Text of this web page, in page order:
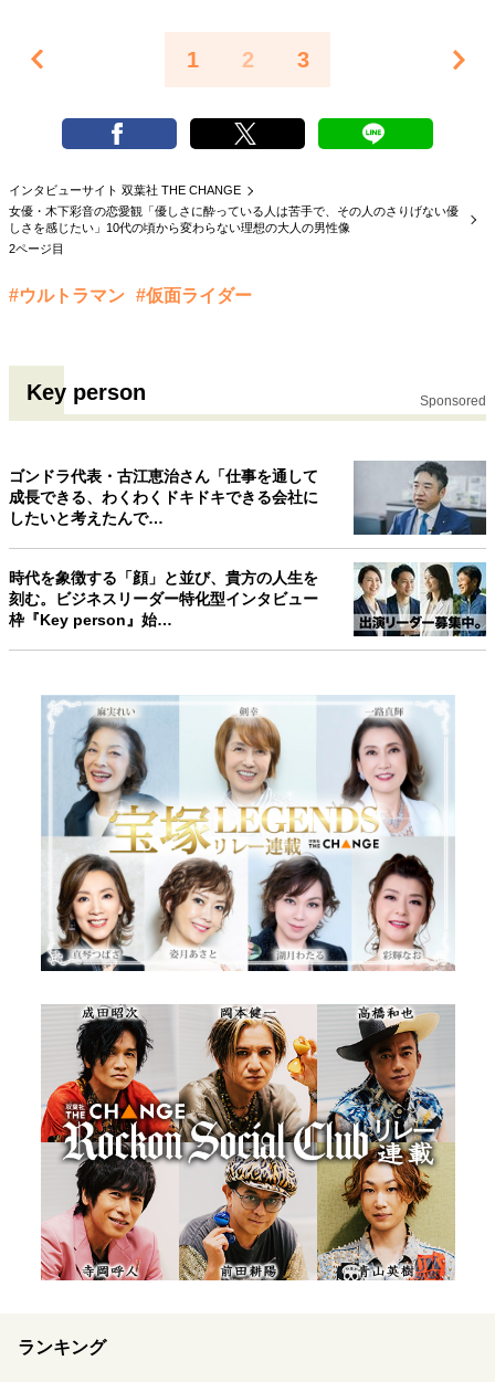
1 2 3
インタビューサイト 双葉社 THE CHANGE
女優・木下彩音の恋愛観「優しさに酔っている人は苦手で、その人のさりげない優
しさを感じたい」10代の頃から変わらない理想の大人の男性像
2ページ目
#ウルトラマン #仮面ライダー
Key person Sponsored
ゴンドラ代表・古江恵治さん「仕事を通して
成長できる、わくわくドキドキできる会社に
したいと考えたんで…
時代を象徴する「顔」と並び、貴方の人生を
刻む。ビジネスリーダー特化型インタビュー
枠『Key person』始…
ランキング